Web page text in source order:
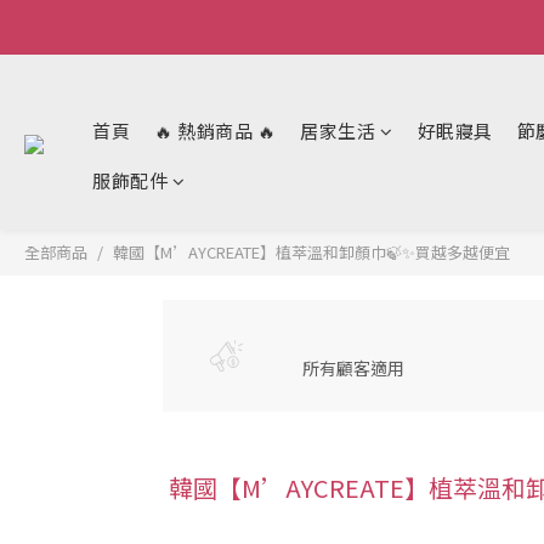
首頁 🔥 熱銷商品 🔥 居家生活 好眠寢具
節
服飾配件
全部商品 韓國【M’AYCREATE】植萃溫和卸顏巾🍃✨買越多越便宜
所有顧客適用
韓國【M’AYCREATE】植萃溫和